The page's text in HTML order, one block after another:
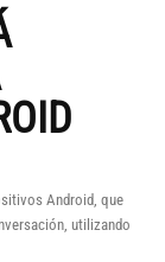
Android, que
utilizando